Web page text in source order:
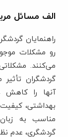
الف مسائل
راهنمایان
‌رو مشکلات
می‌کنند.
گردشگران
آنها را کاهش
بهداشتی، کیفیت
مناسب به
گردشگری، عدم